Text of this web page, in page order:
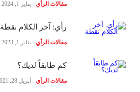
مقالات الرأي يناير 1, 2024
رأي: آخر الكلام نقطة
مقالات الرأي يناير 1, 2023
كم طابقاً لديك؟
مقالات الرأي أبريل 28, 2021